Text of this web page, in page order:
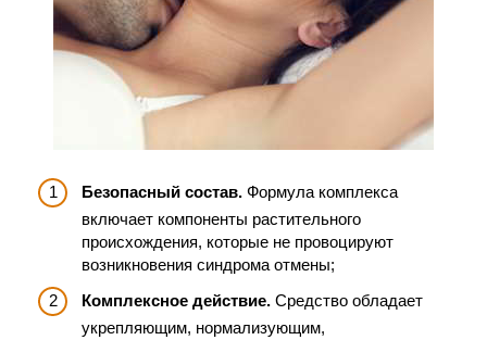
Безопасный состав. Формула комплекса
включает компоненты растительного
происхождения, которые не провоцируют
возникновения синдрома отмены;
Комплексное действие. Средство обладает
укрепляющим, нормализующим,